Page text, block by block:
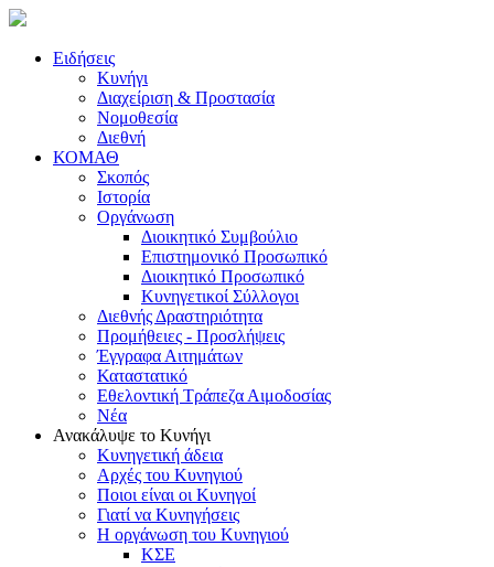
Ειδήσεις
Κυνήγι
Διαχείριση & Προστασία
Νομοθεσία
Διεθνή
ΚΟΜΑΘ
Σκοπός
Ιστορία
Οργάνωση
Διοικητικό Συμβούλιο
Επιστημονικό Προσωπικό
Διοικητικό Προσωπικό
Κυνηγετικοί Σύλλογοι
Διεθνής Δραστηριότητα
Προμήθειες - Προσλήψεις
Έγγραφα Αιτημάτων
Καταστατικό
Εθελοντική Τράπεζα Αιμοδοσίας
Νέα
Ανακάλυψε το Κυνήγι
Κυνηγετική άδεια
Αρχές του Κυνηγιού
Ποιοι είναι οι Κυνηγοί
Γιατί να Κυνηγήσεις
Η οργάνωση του Κυνηγιού
ΚΣΕ